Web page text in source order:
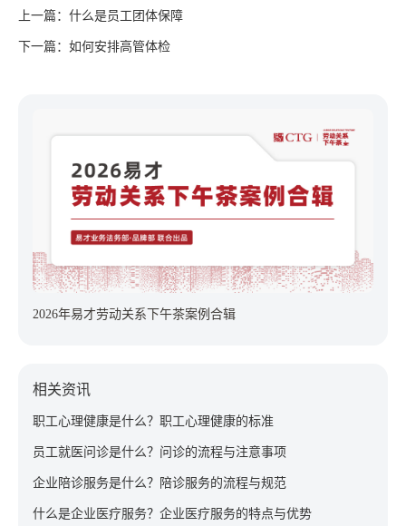
上一篇：什么是员工团体保障
下一篇：如何安排高管体检
2026年易才劳动关系下午茶案例合辑
相关资讯
职工心理健康是什么？职工心理健康的标准
员工就医问诊是什么？问诊的流程与注意事项
企业陪诊服务是什么？陪诊服务的流程与规范
什么是企业医疗服务？企业医疗服务的特点与优势